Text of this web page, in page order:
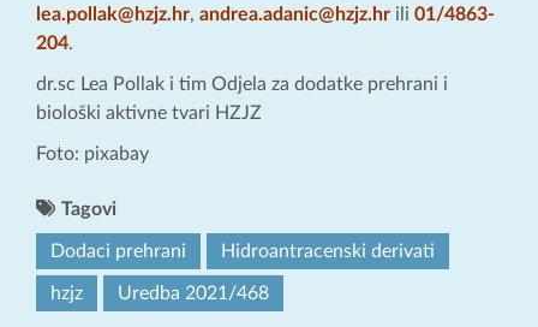
lea.pollak@hzjz.hr, andrea.adanic@hzjz.hr ili 01/4863-
204.
dr.sc Lea Pollak i tim Odjela za dodatke prehrani i
biološki aktivne tvari HZJZ
Foto: pixabay
Tagovi
Dodaci prehrani Hidroantracenski derivati
hzjz Uredba 2021/468